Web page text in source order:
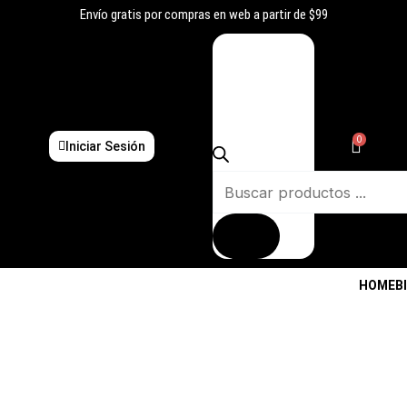
Envío gratis por compras en web a partir de $99
Iniciar Sesión
Búsqueda
0
HOME